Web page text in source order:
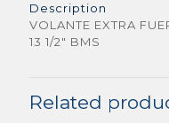
Description
VOLANTE EXTRA
13 1/2″ BMS
Related